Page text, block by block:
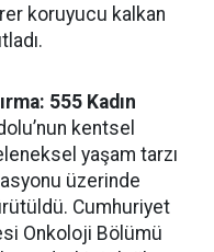
koruyucu kalkan
555 Kadın
kentsel
yaşam tarzı
üzerinde
Cumhuriyet
Onkoloji Bölümü